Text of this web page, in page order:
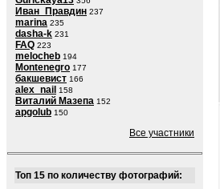
Иван_Правдин 237
marina 235
dasha-k 231
FAQ 223
melocheb 194
Montenegro 177
бакшевист 166
alex_nail 158
Виталий Мазепа 152
apgolub 150
Все участники
Топ 15 по количеству фотографий: